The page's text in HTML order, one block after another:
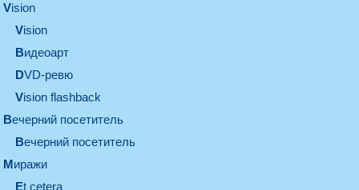
vision
vision
видеоарт
DVD-ревю
Vision flashback
вечерний посетитель
вечерний посетитель
миражи
et cetera